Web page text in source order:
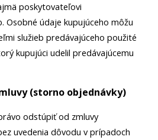
poskytovateľovi
Osobné údaje kupujúceho môžu
služieb predávajúceho použité
kupujúci udelil predávajúcemu
(storno objednávky)
odstúpiť od zmluvy
uvedenia dôvodu v prípadoch